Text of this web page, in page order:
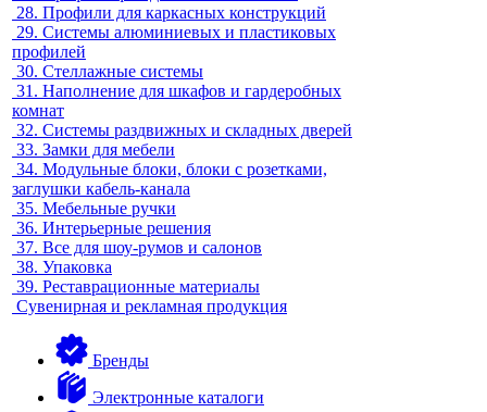
28. Профили для каркасных конструкций
29. Системы алюминиевых и пластиковых
профилей
30. Стеллажные системы
31. Наполнение для шкафов и гардеробных
комнат
32. Системы раздвижных и складных дверей
33. Замки для мебели
34. Модульные блоки, блоки с розетками,
заглушки кабель-канала
35. Мебельные ручки
36. Интерьерные решения
37. Все для шоу-румов и салонов
38. Упаковка
39. Реставрационные материалы
Сувенирная и рекламная продукция
Бренды
Электронные каталоги